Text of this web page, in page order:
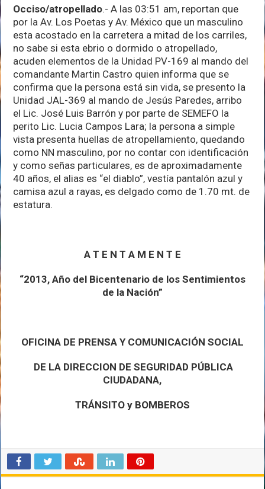
Occiso/atropellado.- A las 03:51 am, reportan que
por la Av. Los Poetas y Av. México que un masculino
esta acostado en la carretera a mitad de los carriles,
no sabe si esta ebrio o dormido o atropellado,
acuden elementos de la Unidad PV-169 al mando del
comandante Martin Castro quien informa que se
confirma que la persona está sin vida, se presento la
Unidad JAL-369 al mando de Jesús Paredes, arribo
el Lic. José Luis Barrón y por parte de SEMEFO la
perito Lic. Lucia Campos Lara; la persona a simple
vista presenta huellas de atropellamiento, quedando
como NN masculino, por no contar con identificación
y como señas particulares, es de aproximadamente
40 años, el alias es “el diablo”, vestía pantalón azul y
camisa azul a rayas, es delgado como de 1.70 mt. de
estatura.
A T E N T A M E N T E
“2013, Año del Bicentenario de los Sentimientos
de la Nación”
OFICINA DE PRENSA Y COMUNICACIÓN SOCIAL
DE LA DIRECCION DE SEGURIDAD PÚBLICA
CIUDADANA,
TRÁNSITO y BOMBEROS